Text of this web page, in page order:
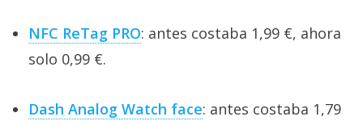
NFC ReTag PRO: antes costaba 1,99 €, ahora
solo 0,99 €.
Dash Analog Watch face: antes costaba 1,79